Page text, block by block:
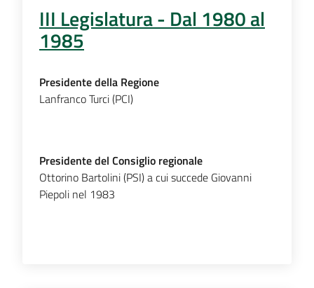
III Legislatura - Dal 1980 al
1985
Presidente della Regione
Lanfranco Turci (PCI)
Presidente del Consiglio regionale
Ottorino Bartolini (PSI) a cui succede Giovanni
Piepoli nel 1983